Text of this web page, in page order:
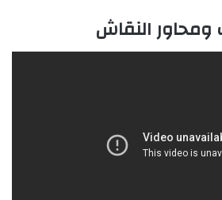
ومحاور النقاش